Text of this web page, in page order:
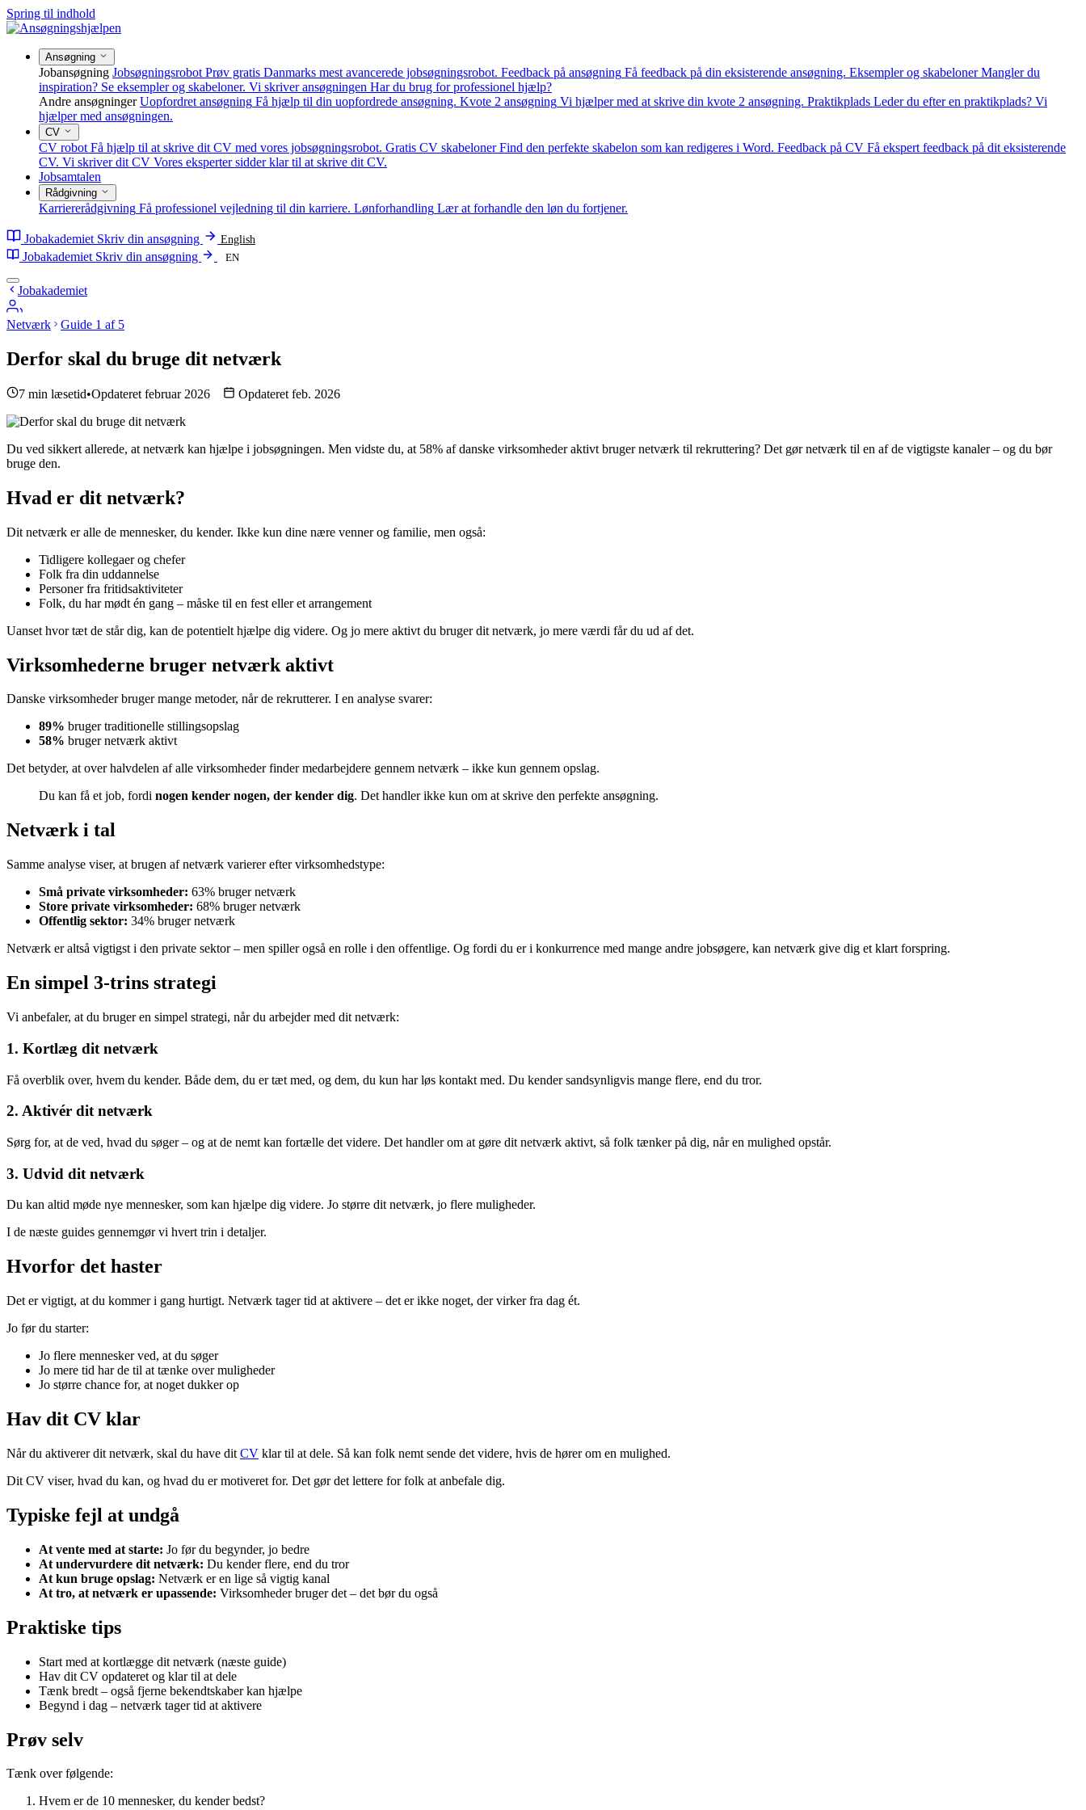
Spring til indhold
Ansøgning
Jobansøgning Jobsøgningsrobot Prøv gratis Danmarks mest avancerede jobsøgningsrobot. Feedback på ansøgning Få feedback på din eksisterende ansøgning. Eksempler og skabeloner Mangler du
inspiration? Se eksempler og skabeloner. Vi skriver ansøgningen Har du brug for professionel hjælp?
Andre ansøgninger Uopfordret ansøgning Få hjælp til din uopfordrede ansøgning. Kvote 2 ansøgning Vi hjælper med at skrive din kvote 2 ansøgning. Praktikplads Leder du efter en praktikplads? Vi
hjælper med ansøgningen.
CV
CV robot Få hjælp til at skrive dit CV med vores jobsøgningsrobot. Gratis CV skabeloner Find den perfekte skabelon som kan redigeres i Word. Feedback på CV Få ekspert feedback på dit eksisterende
CV. Vi skriver dit CV Vores eksperter sidder klar til at skrive dit CV.
Jobsamtalen
Rådgivning
Karriererådgivning Få professionel vejledning til din karriere. Lønforhandling Lær at forhandle den løn du fortjener.
Jobakademiet Skriv din ansøgning English
Jobakademiet Skriv din ansøgning EN
Jobakademiet
Netværk Guide 1 af 5
Derfor skal du bruge dit netværk
7 min læsetid•Opdateret februar 2026 Opdateret feb. 2026
Du ved sikkert allerede, at netværk kan hjælpe i jobsøgningen. Men vidste du, at 58% af danske virksomheder aktivt bruger netværk til rekruttering? Det gør netværk til en af de vigtigste kanaler – og du bør
bruge den.
Hvad er dit netværk?
Dit netværk er alle de mennesker, du kender. Ikke kun dine nære venner og familie, men også:
Tidligere kollegaer og chefer
Folk fra din uddannelse
Personer fra fritidsaktiviteter
Folk, du har mødt én gang – måske til en fest eller et arrangement
Uanset hvor tæt de står dig, kan de potentielt hjælpe dig videre. Og jo mere aktivt du bruger dit netværk, jo mere værdi får du ud af det.
Virksomhederne bruger netværk aktivt
Danske virksomheder bruger mange metoder, når de rekrutterer. I en analyse svarer:
89% bruger traditionelle stillingsopslag
58% bruger netværk aktivt
Det betyder, at over halvdelen af alle virksomheder finder medarbejdere gennem netværk – ikke kun gennem opslag.
Du kan få et job, fordi nogen kender nogen, der kender dig. Det handler ikke kun om at skrive den perfekte ansøgning.
Netværk i tal
Samme analyse viser, at brugen af netværk varierer efter virksomhedstype:
Små private virksomheder: 63% bruger netværk
Store private virksomheder: 68% bruger netværk
Offentlig sektor: 34% bruger netværk
Netværk er altså vigtigst i den private sektor – men spiller også en rolle i den offentlige. Og fordi du er i konkurrence med mange andre jobsøgere, kan netværk give dig et klart forspring.
En simpel 3-trins strategi
Vi anbefaler, at du bruger en simpel strategi, når du arbejder med dit netværk:
1. Kortlæg dit netværk
Få overblik over, hvem du kender. Både dem, du er tæt med, og dem, du kun har løs kontakt med. Du kender sandsynligvis mange flere, end du tror.
2. Aktivér dit netværk
Sørg for, at de ved, hvad du søger – og at de nemt kan fortælle det videre. Det handler om at gøre dit netværk aktivt, så folk tænker på dig, når en mulighed opstår.
3. Udvid dit netværk
Du kan altid møde nye mennesker, som kan hjælpe dig videre. Jo større dit netværk, jo flere muligheder.
I de næste guides gennemgør vi hvert trin i detaljer.
Hvorfor det haster
Det er vigtigt, at du kommer i gang hurtigt. Netværk tager tid at aktivere – det er ikke noget, der virker fra dag ét.
Jo før du starter:
Jo flere mennesker ved, at du søger
Jo mere tid har de til at tænke over muligheder
Jo større chance for, at noget dukker op
Hav dit CV klar
Når du aktiverer dit netværk, skal du have dit CV klar til at dele. Så kan folk nemt sende det videre, hvis de hører om en mulighed.
Dit CV viser, hvad du kan, og hvad du er motiveret for. Det gør det lettere for folk at anbefale dig.
Typiske fejl at undgå
At vente med at starte: Jo før du begynder, jo bedre
At undervurdere dit netværk: Du kender flere, end du tror
At kun bruge opslag: Netværk er en lige så vigtig kanal
At tro, at netværk er upassende: Virksomheder bruger det – det bør du også
Praktiske tips
Start med at kortlægge dit netværk (næste guide)
Hav dit CV opdateret og klar til at dele
Tænk bredt – også fjerne bekendtskaber kan hjælpe
Begynd i dag – netværk tager tid at aktivere
Prøv selv
Tænk over følgende:
Hvem er de 10 mennesker, du kender bedst?